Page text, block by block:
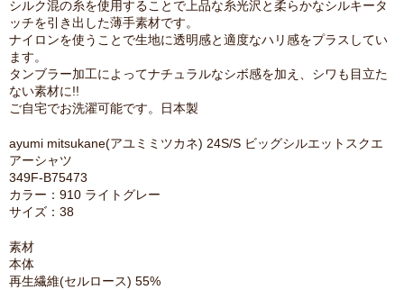
シルク混の糸を使用することで上品な糸光沢と柔らかなシルキータ
ッチを引き出した薄手素材です。
ナイロンを使うことで生地に透明感と適度なハリ感をプラスしてい
ます。
タンブラー加工によってナチュラルなシボ感を加え、シワも目立た
ない素材に!!
ご自宅でお洗濯可能です。日本製
ayumi mitsukane(アユミミツカネ) 24S/S ビッグシルエットスクエ
アーシャツ
349F-B75473
カラー：910 ライトグレー
サイズ：38
素材
本体
再生繊維(セルロース) 55%